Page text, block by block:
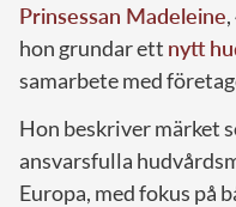
Prinsessan Madeleine
hon grundar ett nytt
samarbete med
Hon beskriver märket
ansvarsfulla
Europa, med fokus på